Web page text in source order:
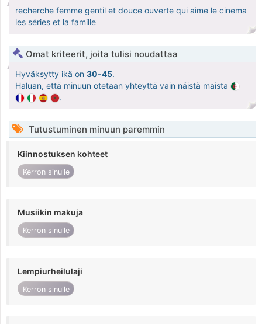
recherche femme gentil et douce ouverte qui aime le cinema
les séries et la famille
Omat kriteerit, joita tulisi noudattaa
Hyväksytty ikä on 30-45.
Haluan, että minuun otetaan yhteyttä vain näistä maista
.
Tutustuminen minuun paremmin
Kiinnostuksen kohteet
Kerron sinulle
Musiikin makuja
Kerron sinulle
Lempiurheilulaji
Kerron sinulle